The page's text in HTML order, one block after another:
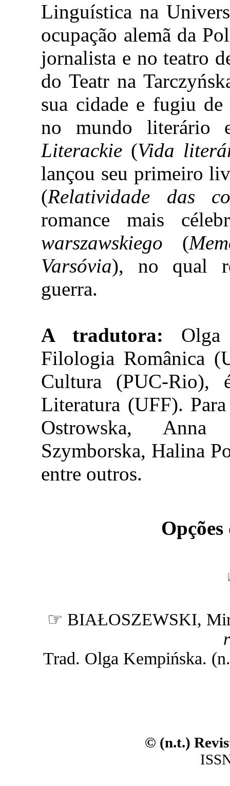
Linguística na
ocupação alemã da
jornalista e no teatro
do Teatr na
sua cidade e fugiu
no mundo literário
Literackie (Vida
lançou seu primeiro
(Relatividade das
romance mais
warszawskiego (
Varsóvia), no qual
guerra.
A tradutora: Olga
Filologia Românica
Cultura (PUC-Rio),
Literatura (UFF).
Ostrowska, Anna
Szymborska, Halina
entre outros.
☞ BIAŁOSZEWSKI,
Trad. Olga Kempińska.
© (n.t.)